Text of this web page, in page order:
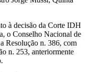
à decisão da Corte IDH
o Conselho Nacional de
Resolução n. 386, com
n. 253, anteriormente